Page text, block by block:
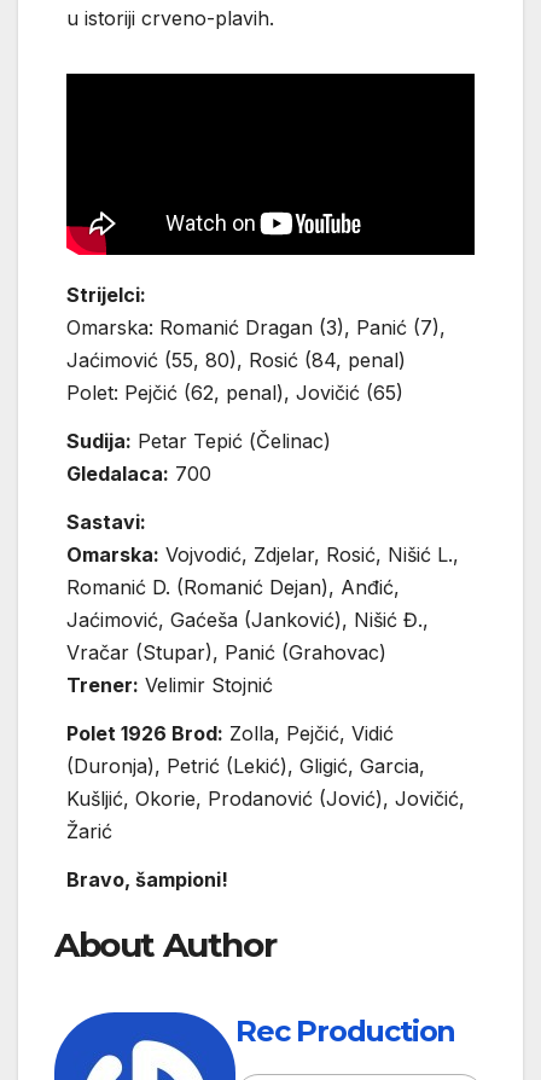
u istoriji crveno-plavih.
Strijelci:
Omarska: Romanić Dragan (3), Panić (7),
Jaćimović (55, 80), Rosić (84, penal)
Polet: Pejčić (62, penal), Jovičić (65)
Sudija: Petar Tepić (Čelinac)
Gledalaca: 700
Sastavi:
Omarska: Vojvodić, Zdjelar, Rosić, Nišić L.,
Romanić D. (Romanić Dejan), Anđić,
Jaćimović, Gaćeša (Janković), Nišić Đ.,
Vračar (Stupar), Panić (Grahovac)
Trener: Velimir Stojnić
Polet 1926 Brod: Zolla, Pejčić, Vidić
(Duronja), Petrić (Lekić), Gligić, Garcia,
Kušljić, Okorie, Prodanović (Jović), Jovičić,
Žarić
Bravo, šampioni!
About Author
Rec Production